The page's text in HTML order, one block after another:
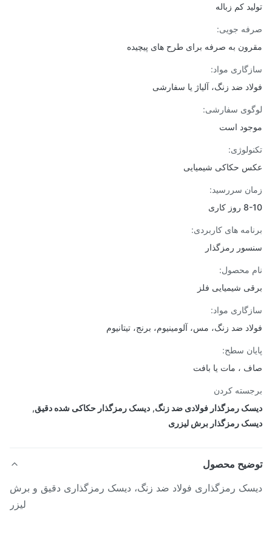
کم زباله
جویی:
به صرفه برای طرح های پیچیده
مواد:
ضد زنگ، آلیاژ یا سفارشی
سفارشی:
است
حکاکی شیمیایی
سررسید:
های کاربردی:
رمزگذار
محصول:
شیمیایی فلز
مواد:
ضد زنگ، مس، آلومینیوم، برنج، تیتانیوم
سطح:
، مات یا بافت
کردن
رمزگذار فولادی ضد زنگ,دیسک رمزگذار حکاکی شده دقیق ,
رمزگذار برش لیزری
محصول
رمزگذاری فولاد ضد زنگ، دیسک رمزگذاری دقیق و برش